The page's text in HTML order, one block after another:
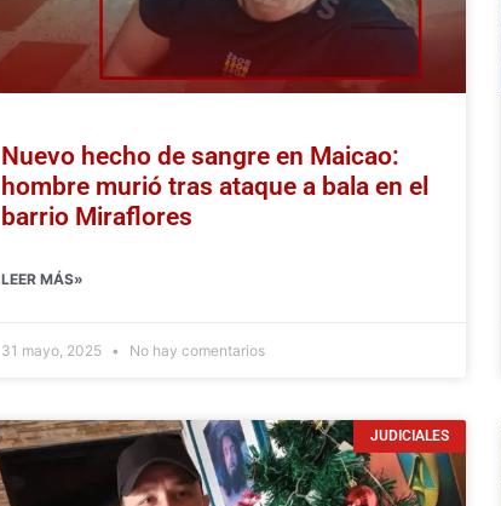
Nuevo hecho de sangre en Maicao:
hombre murió tras ataque a bala en el
barrio Miraflores
LEER MÁS»
31 mayo, 2025 No hay comentarios
JUDICIALES